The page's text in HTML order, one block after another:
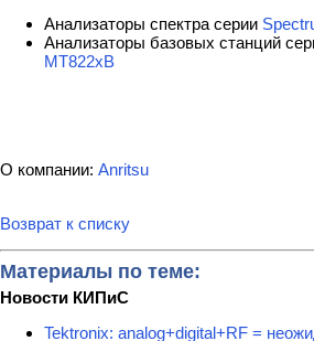
Анализаторы спектра серии
Анализаторы базовых станций
MT822xB
О компании: Anritsu
Возврат к списку
Материалы по теме:
Новости КИПиС
Tektronix: analog+digital+RF =